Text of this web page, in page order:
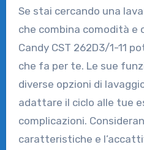
Se stai cercando una
che combina comodità e
Candy CST 262D3/1-11
che fa per te. Le sue
diverse opzioni di
adattare il ciclo alle tue
complicazioni.
caratteristiche e